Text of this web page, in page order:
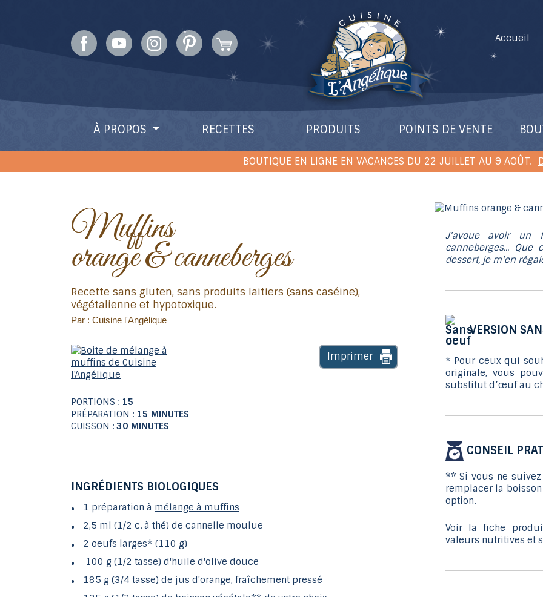
Accueil
À PROPOS RECETTES PRODUITS POINTS DE VENTE
BOUTIQUE EN LIGNE EN VACANCES DU 22 JUILLET AU 9 AOÛT.
Muffins
orange & canneberges
Recette sans gluten, sans produits laitiers (sans caséine),
végétalienne et hypotoxique.
Par : Cuisine l'Angélique
PORTIONS : 15
PRÉPARATION : 15 MINUTES
CUISSON : 30 MINUTES
Imprimer
INGRÉDIENTS BIOLOGIQUES
1 préparation à mélange à muffins
2,5 ml (1/2 c. à thé) de cannelle moulue
2 oeufs larges* (110 g)
100 g (1/2 tasse) d'huile d'olive douce
185 g (3/4 tasse) de jus d'orange, fraîchement pressé
J'avoue avoir un
canneberges...
dessert, je m'en
VERSION
* Pour ceux qui
originale, vous
substitut d’œuf au
CONSEIL
** Si vous ne
remplacer la
option.
Voir la fiche
valeurs nutritives et